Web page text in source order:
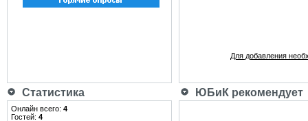
Для добавления
Статистика ЮБиК рекомендует
Онлайн всего: 4
Гостей: 4